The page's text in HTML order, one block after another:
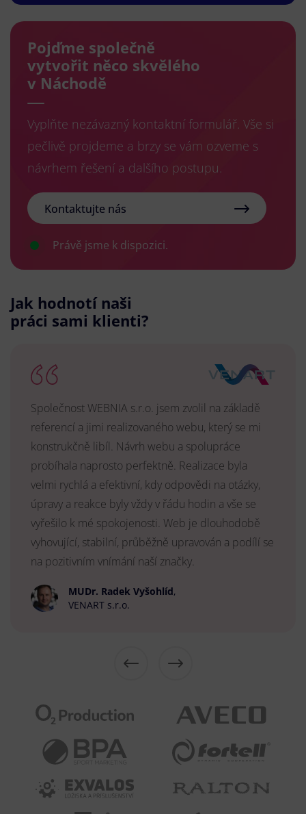
Pojďme společně
vytvořit něco skvělého
v Náchodě
Vyplňte nezávazný kontaktní formulář. Vše si
pečlivě projdeme a brzy se vám ozveme s
návrhem řešení a dalšího postupu.
Kontaktujte nás
Právě jsme k dispozici.
Jak hodnotí naši
práci sami klienti?
Společnost WEBNIA s.r.o. jsem zvolil na základě
referencí a jimi realizovaného webu, který se mi
konstrukčně libíl. Návrh webu a spolupráce
probíhala naprosto perfektně. Realizace byla
velmi rychlá a efektivní, kdy odpovědi na otázky,
úpravy a reakce byly vždy v řádu hodin a vše se
vyřešilo k mé spokojenosti. Web je dlouhodobě
vyhovující, stabilní, průběžně upravován a podílí se
na pozitivním vnímání naší značky.
MUDr. Radek Vyšohlíd,
VENART s.r.o.